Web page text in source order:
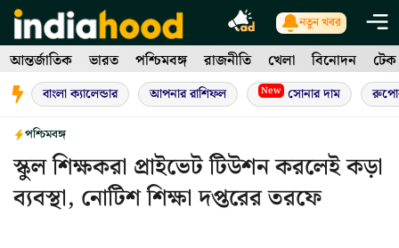
Skip
to
content
নতুন খবর
আন্তর্জাতিক ভারত পশ্চিমবঙ্গ রাজনীতি খেলা বিনোদন টেক
বাংলা ক্যালেন্ডার আপনার রাশিফল New সোনার দাম
পশ্চিমবঙ্গ
স্কুল শিক্ষকরা প্রাইভেট টিউশন করলেই কড়া
ব্যবস্থা, নোটিশ শিক্ষা দপ্তরের তরফে